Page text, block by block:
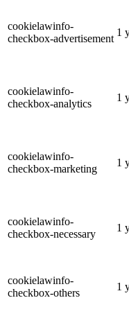
cookielawinfo-
checkbox-advertisement
1
cookielawinfo-
checkbox-analytics
1
cookielawinfo-
checkbox-marketing
1
cookielawinfo-
checkbox-necessary
1
cookielawinfo-
checkbox-others
1